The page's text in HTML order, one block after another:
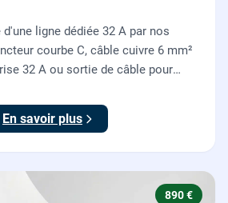
ligne dédiée 32 A par nos
courbe C, câble cuivre 6 mm²
32 A ou sortie de câble pour
En savoir plus
890 €